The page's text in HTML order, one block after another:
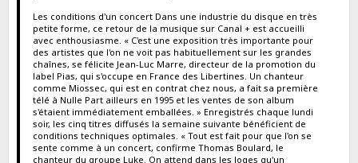
Les conditions d'un concert Dans une industrie du disque en très
petite forme, ce retour de la musique sur Canal + est accueilli
avec enthousiasme. « C'est une exposition très importante pour
des artistes que l'on ne voit pas habituellement sur les grandes
chaînes, se félicite Jean-Luc Marre, directeur de la promotion du
label Pias, qui s'occupe en France des Libertines. Un chanteur
comme Miossec, qui est en contrat chez nous, a fait sa première
télé à Nulle Part ailleurs en 1995 et les ventes de son album
s'étaient immédiatement emballées. » Enregistrés chaque lundi
soir, les cinq titres diffusés la semaine suivante bénéficient de
conditions techniques optimales. « Tout est fait pour que l'on se
sente comme à un concert, confirme Thomas Boulard, le
chanteur du groupe Luke. On attend dans les loges qu'un